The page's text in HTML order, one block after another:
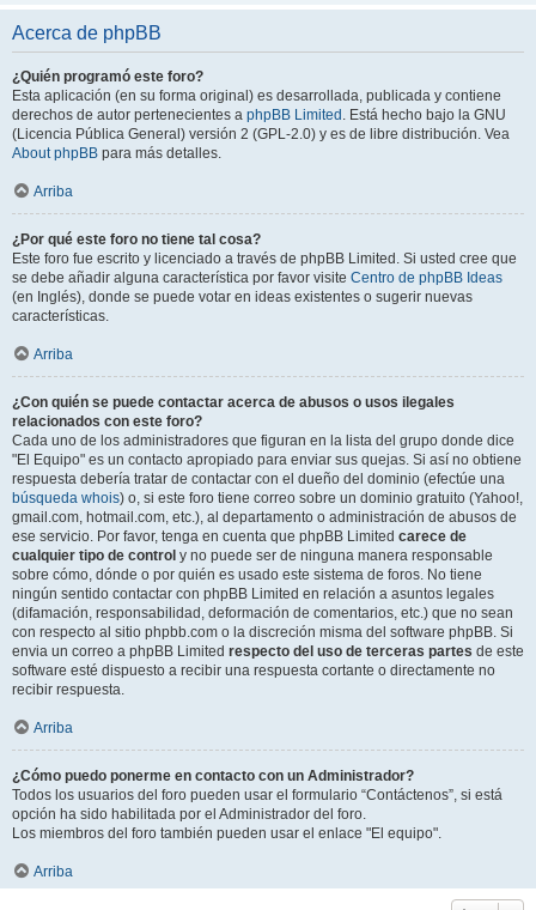
Acerca de phpBB
¿Quién programó este foro?
Esta aplicación (en su forma original) es desarrollada, publicada y contiene
derechos de autor pertenecientes a phpBB Limited . Está hecho bajo la GNU
(Licencia Pública General) versión 2 (GPL-2.0) y es de libre distribución. Vea
About phpBB para más detalles.
Arriba
¿Por qué este foro no tiene tal cosa?
Este foro fue escrito y licenciado a través de phpBB Limited. Si usted cree que
se debe añadir alguna característica por favor visite Centro de phpBB Ideas
(en Inglés), donde se puede votar en ideas existentes o sugerir nuevas
características.
Arriba
¿Con quién se puede contactar acerca de abusos o usos ilegales
relacionados con este foro?
Cada uno de los administradores que figuran en la lista del grupo donde dice
"El Equipo" es un contacto apropiado para enviar sus quejas. Si así no obtiene
respuesta debería tratar de contactar con el dueño del dominio (efectúe una
búsqueda whois) o, si este foro tiene correo sobre un dominio gratuito (Yahoo!,
gmail.com, hotmail.com, etc.), al departamento o administración de abusos de
ese servicio. Por favor, tenga en cuenta que phpBB Limited carece de
cualquier tipo de control y no puede ser de ninguna manera responsable
sobre cómo, dónde o por quién es usado este sistema de foros. No tiene
ningún sentido contactar con phpBB Limited en relación a asuntos legales
(difamación, responsabilidad, deformación de comentarios, etc.) que no sean
con respecto al sitio phpbb.com o la discreción misma del software phpBB. Si
envia un correo a phpBB Limited respecto del uso de terceras partes de este
software esté dispuesto a recibir una respuesta cortante o directamente no
recibir respuesta.
Arriba
¿Cómo puedo ponerme en contacto con un Administrador?
Todos los usuarios del foro pueden usar el formulario “Contáctenos”, si está
opción ha sido habilitada por el Administrador del foro.
Los miembros del foro también pueden usar el enlace "El equipo".
Arriba